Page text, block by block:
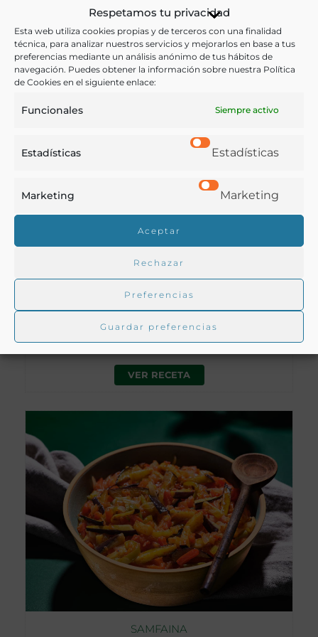
Respetamos tu privacidad
Esta web utiliza cookies propias y de terceros con una finalidad
técnica, para analizar nuestros servicios y mejorarlos en base a tus
preferencias mediante un análisis anónimo de tus hábitos de
navegación. Puedes obtener la información sobre nuestra Política
de Cookies en el siguiente enlace:
Funcionales Siempre activo
Estadísticas Estadísticas
Marketing Marketing
Aceptar
Rechazar
Preferencias
Guardar preferencias
Andalucía
VER RECETA
ESCALIVADA
VER RECETA
SAMFAINA